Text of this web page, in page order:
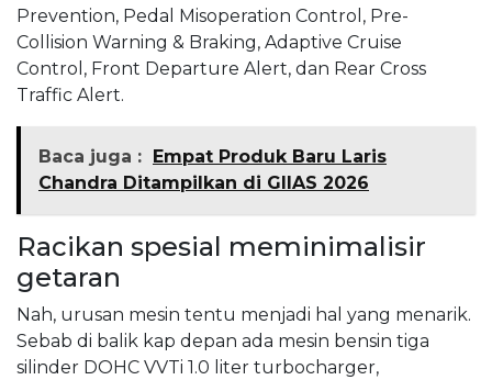
Prevention, Pedal Misoperation Control, Pre-
Collision Warning & Braking, Adaptive Cruise
Control, Front Departure Alert, dan Rear Cross
Traffic Alert.
Baca juga :
Empat Produk Baru Laris
Chandra Ditampilkan di GIIAS 2026
Racikan spesial meminimalisir
getaran
Nah, urusan mesin tentu menjadi hal yang menarik.
Sebab di balik kap depan ada mesin bensin tiga
silinder DOHC VVTi 1.0 liter turbocharger,